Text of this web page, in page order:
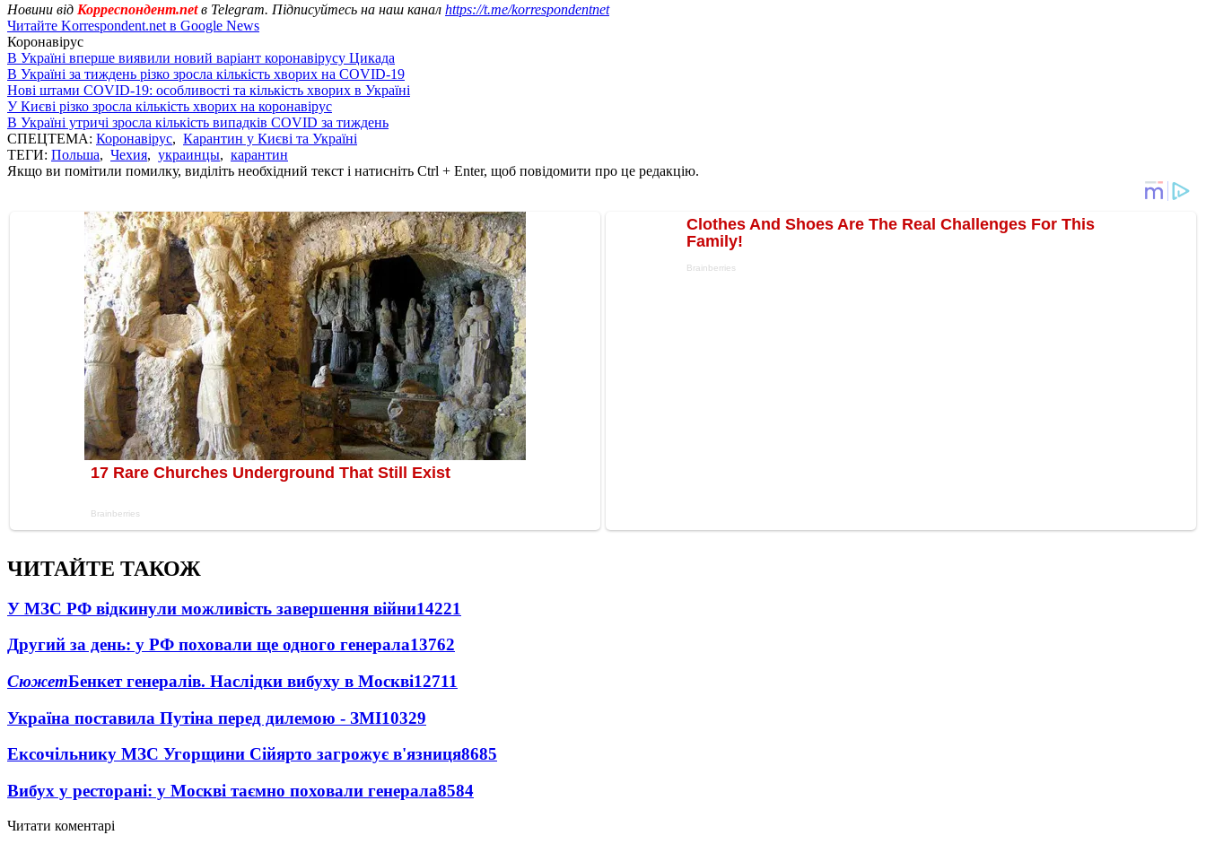
Новини від Корреспондент.netв Telegram. Підписуйтесь на наш канал https://t.me/korrespondentnet
Читайте Korrespondent.net в Google News
Коронавірус
В Україні вперше виявили новий варіант коронавірусу Цикада
В Україні за тиждень різко зросла кількість хворих на COVID-19
Нові штами COVID-19: особливості та кількість хворих в Україні
У Києві різко зросла кількість хворих на коронавірус
В Україні утричі зросла кількість випадків COVID за тиждень
СПЕЦТЕМА: Коронавірус, Карантин у Києві та Україні
ТЕГИ: Польша, Чехия, украинцы, карантин
Якщо ви помітили помилку, виділіть необхідний текст і натисніть Ctrl + Enter, щоб повідомити про це редакцію.
ЧИТАЙТЕ ТАКОЖ
У МЗС РФ відкинули можливість завершення війни14221
Другий за день: у РФ поховали ще одного генерала13762
СюжетБенкет генералів. Наслідки вибуху в Москві12711
Україна поставила Путіна перед дилемою - ЗМІ10329
Ексочільнику МЗС Угорщини Сійярто загрожує в'язниця8685
Вибух у ресторані: у Москві таємно поховали генерала8584
Читати коментарі